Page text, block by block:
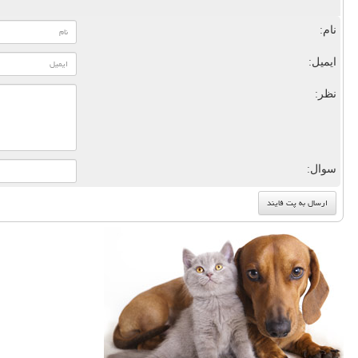
نام:
ایمیل:
نظر:
سوال: